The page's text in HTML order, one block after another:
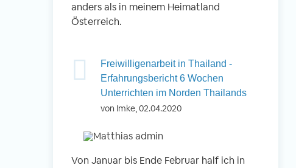
anders als in meinem Heimatland
Österreich.
Freiwilligenarbeit in Thailand -
Erfahrungsbericht 6 Wochen
Unterrichten im Norden Thailands
von Imke, 02.04.2020
Von Januar bis Ende Februar half ich in